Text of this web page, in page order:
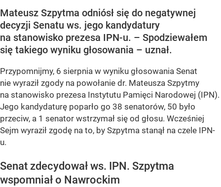
Mateusz Szpytma odniósł się do negatywnej
decyzji Senatu ws. jego kandydatury
na stanowisko prezesa IPN-u. – Spodziewałem
się takiego wyniku głosowania – uznał.
Przypomnijmy, 6 sierpnia w wyniku głosowania Senat
nie wyraził zgody na powołanie dr. Mateusza Szpytmy
na stanowisko prezesa Instytutu Pamięci Narodowej (IPN).
Jego kandydaturę poparło go 38 senatorów, 50 było
przeciw, a 1 senator wstrzymał się od głosu. Wcześniej
Sejm wyraził zgodę na to, by Szpytma stanął na czele IPN-
u.
Senat zdecydował ws. IPN. Szpytma
wspomniał o Nawrockim